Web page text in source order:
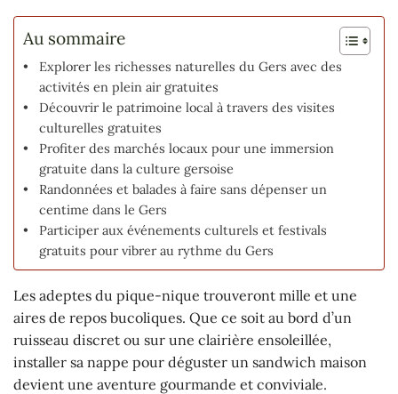
Au sommaire
Explorer les richesses naturelles du Gers avec des
activités en plein air gratuites
Découvrir le patrimoine local à travers des visites
culturelles gratuites
Profiter des marchés locaux pour une immersion
gratuite dans la culture gersoise
Randonnées et balades à faire sans dépenser un
centime dans le Gers
Participer aux événements culturels et festivals
gratuits pour vibrer au rythme du Gers
Les adeptes du pique-nique trouveront mille et une
aires de repos bucoliques. Que ce soit au bord d’un
ruisseau discret ou sur une clairière ensoleillée,
installer sa nappe pour déguster un sandwich maison
devient une aventure gourmande et conviviale.